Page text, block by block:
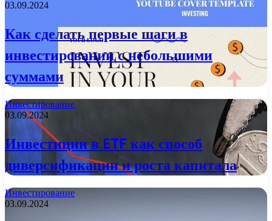
03.09.2024
Как сделать первые шаги в
инвестировании с небольшими
суммами
Инвестирование
03.09.2024
Инвестиции в ETF как способ
диверсификации и роста капитала
Инвестирование
03.09.2024